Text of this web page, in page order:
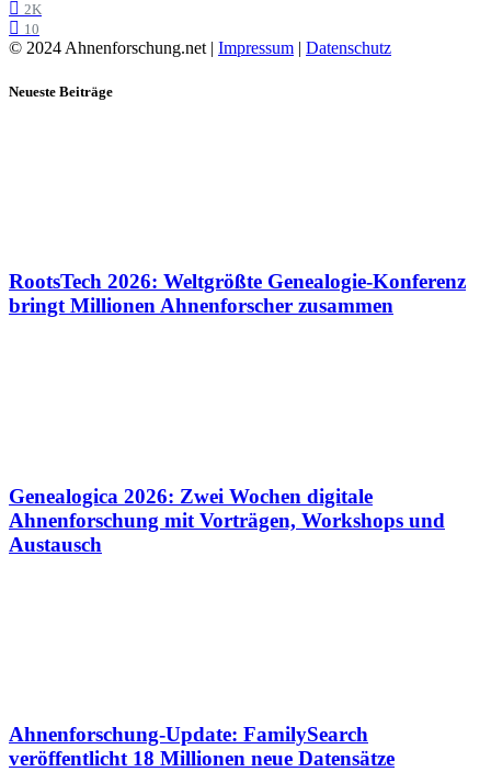
2K
10
© 2024 Ahnenforschung.net | Impressum | Datenschutz
Neueste Beiträge
RootsTech 2026: Weltgrößte Genealogie-Konferenz
bringt Millionen Ahnenforscher zusammen
Genealogica 2026: Zwei Wochen digitale
Ahnenforschung mit Vorträgen, Workshops und
Austausch
Ahnenforschung-Update: FamilySearch
veröffentlicht 18 Millionen neue Datensätze